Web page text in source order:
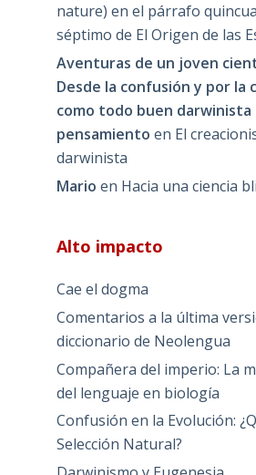
nature) en el párrafo
séptimo de El Origen de las
Aventuras de un joven
Desde la confusión y por la
como todo buen
pensamiento en El
darwinista
Mario en Hacia una ciencia
Alto impacto
Cae el dogma
Comentarios a la última
diccionario de Neolengua
Compañera del imperio: La
del lenguaje en biología
Confusión en la Evolución:
Selección Natural?